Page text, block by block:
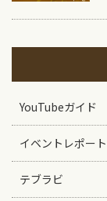
YouTubeガイド
イベントレポート
テブラビ